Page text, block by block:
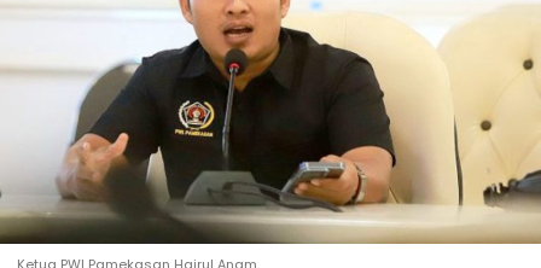
Ketua PWI Pamekasan Hairul Anam.